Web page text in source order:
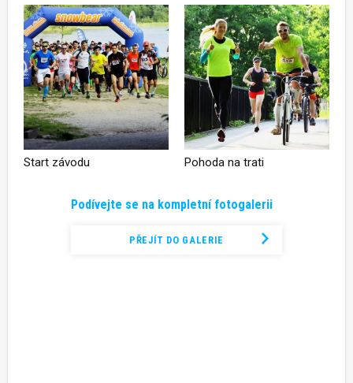
Podívejte se na kompletní fotogalerii
PŘEJÍT DO GALERIE
Start závodu Pohoda na trati